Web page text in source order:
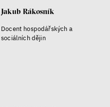
Jakub Rákosník
Docent hospodářských a
sociálních dějin